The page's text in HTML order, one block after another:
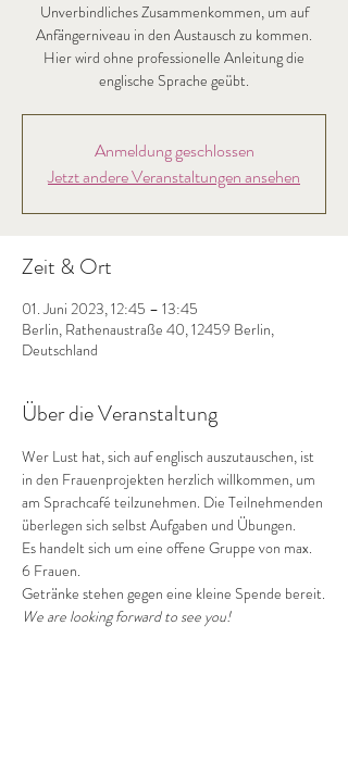
Unverbindliches Zusammenkommen, um auf
Anfängerniveau in den Austausch zu kommen.
Hier wird ohne professionelle Anleitung die
englische Sprache geübt.
Anmeldung geschlossen
Jetzt andere Veranstaltungen ansehen
Zeit & Ort
01. Juni 2023, 12:45 – 13:45
Berlin, Rathenaustraße 40, 12459 Berlin,
Deutschland
Über die Veranstaltung
Wer Lust hat, sich auf englisch auszutauschen, ist
in den Frauenprojekten herzlich willkommen, um
am Sprachcafé teilzunehmen. Die Teilnehmenden
überlegen sich selbst Aufgaben und Übungen.
Es handelt sich um eine offene Gruppe von max.
6 Frauen.
Getränke stehen gegen eine kleine Spende bereit.
We are looking forward to see you!